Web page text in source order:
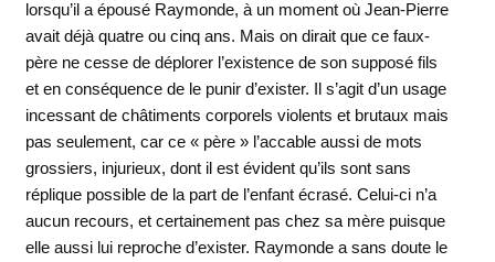
lorsqu’il a épousé Raymonde, à un moment où Jean-Pierre
avait déjà quatre ou cinq ans. Mais on dirait que ce faux-
père ne cesse de déplorer l’existence de son supposé fils
et en conséquence de le punir d’exister. Il s’agit d’un usage
incessant de châtiments corporels violents et brutaux mais
pas seulement, car ce « père » l’accable aussi de mots
grossiers, injurieux, dont il est évident qu’ils sont sans
réplique possible de la part de l’enfant écrasé. Celui-ci n’a
aucun recours, et certainement pas chez sa mère puisque
elle aussi lui reproche d’exister. Raymonde a sans doute le